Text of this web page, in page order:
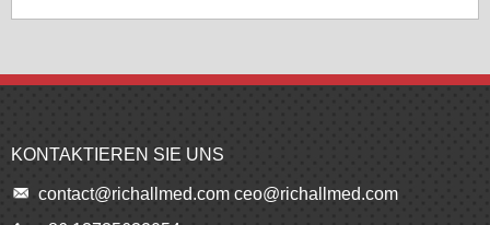
KONTAKTIEREN SIE UNS
contact@richallmed.com ceo@richallmed.com